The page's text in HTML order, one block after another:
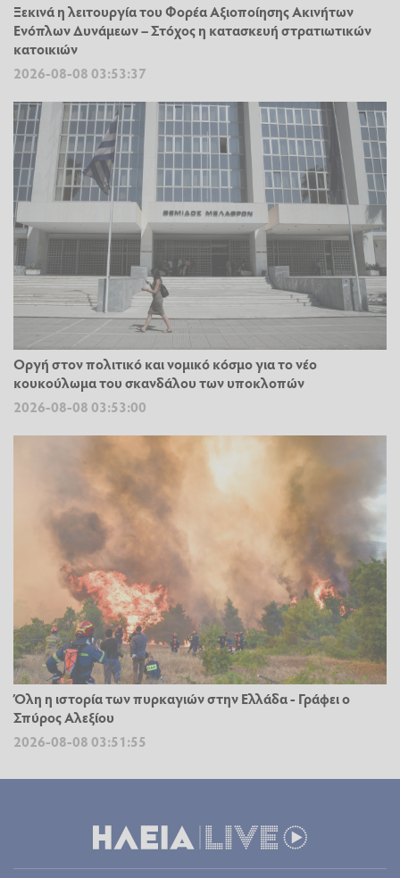
Ξεκινά η λειτουργία του Φορέα Αξιοποίησης Ακινήτων
Ενόπλων Δυνάμεων – Στόχος η κατασκευή στρατιωτικών
κατοικιών
2026-08-08 03:53:37
Οργή στον πολιτικό και νομικό κόσμο για το νέο
κουκούλωμα του σκανδάλου των υποκλοπών
2026-08-08 03:53:00
Όλη η ιστορία των πυρκαγιών στην Ελλάδα - Γράφει ο
Σπύρος Αλεξίου
2026-08-08 03:51:55